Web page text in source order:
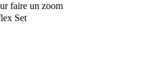
faire un zoom